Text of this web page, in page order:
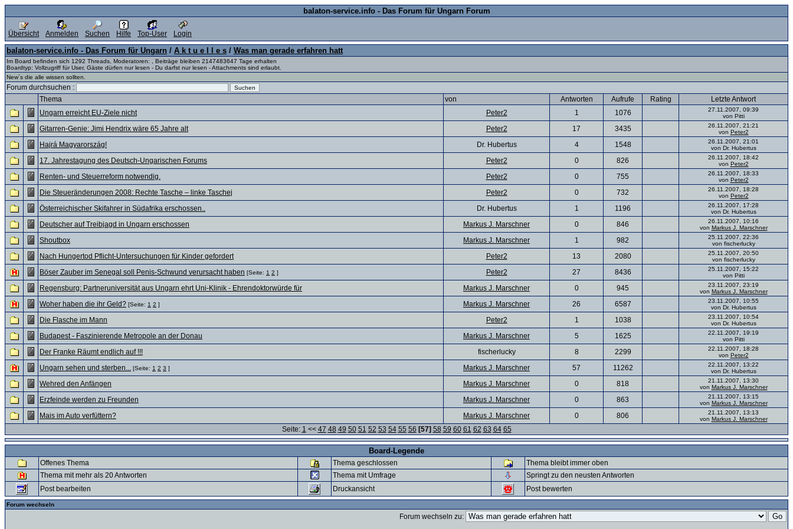
balaton-service.info - Das Forum für Ungarn Forum
Übersicht Anmelden Suchen Hilfe Top-User Login
balaton-service.info - Das Forum für Ungarn / A k t u e l l e s / Was man gerade erfahren hatt
Im Board befinden sich 1292 Threads, Moderatoren: , Beiträge bleiben 2147483647 Tage erhalten
Boardtyp: Vollzugriff für User, Gäste dürfen nur lesen - Du darfst nur lesen - Attachments sind erlaubt.
New´s die alle wissen sollten.
Forum durchsuchen :
Thema
von Antworten Aufrufe Rating
Letzte Antwort
Ungarn erreicht EU-Ziele nicht
Peter2 1 1076
27.11.2007, 09:39
von Pitti
Gitarren-Genie: Jimi Hendrix wäre 65 Jahre alt Peter2 17 3435
26.11.2007, 21:21
von Peter2
Hajrá Magyarország! Dr. Hubertus 4 1548
26.11.2007, 21:01
von Dr. Hubertus
17. Jahrestagung des Deutsch-Ungarischen Forums Peter2 0 826
26.11.2007, 18:42
von Peter2
Renten- und Steuerreform notwendig. Peter2 0 755
26.11.2007, 18:33
von Peter2
Die Steueränderungen 2008: Rechte Tasche – linke Taschej Peter2 0 732
26.11.2007, 18:28
von Peter2
Österreichischer Skifahrer in Südafrika erschossen.. Dr. Hubertus 1 1196
26.11.2007, 17:28
von Dr. Hubertus
Deutscher auf Treibjagd in Ungarn erschossen Markus J. Marschner 0 846
26.11.2007, 10:16
von Markus J. Marschner
Shoutbox Markus J. Marschner 1 982
25.11.2007, 22:36
von fischerlucky
Nach Hungertod Pflicht-Untersuchungen für Kinder gefordert Peter2 13 2080
25.11.2007, 20:50
von fischerlucky
Böser Zauber im Senegal soll Penis-Schwund verursacht haben [Seite: 1 2 ] Peter2 27 8436
25.11.2007, 15:22
von Pitti
Regensburg: Partneruniversität aus Ungarn ehrt Uni-Klinik - Ehrendoktorwürde für Markus J. Marschner 0 945
23.11.2007, 23:19
von Markus J. Marschner
Woher haben die ihr Geld? [Seite: 1 2 ] Markus J. Marschner 26 6587
23.11.2007, 10:55
von Dr. Hubertus
Die Flasche im Mann Peter2 1 1038
23.11.2007, 10:54
von Dr. Hubertus
Budapest - Faszinierende Metropole an der Donau Markus J. Marschner 5 1625
22.11.2007, 19:19
von Pitti
Der Franke Räumt endlich auf !!! fischerlucky 8 2299
22.11.2007, 18:28
von Peter2
Ungarn sehen und sterben... [Seite: 1 2 3 ] Markus J. Marschner 57 11262
22.11.2007, 13:22
von Dr. Hubertus
Wehred den Anfängen Markus J. Marschner 0 818
21.11.2007, 13:30
von Markus J. Marschner
Erzfeinde werden zu Freunden Markus J. Marschner 0 863
21.11.2007, 13:15
von Markus J. Marschner
Mais im Auto verfüttern? Markus J. Marschner 0 806
21.11.2007, 13:13
von Markus J. Marschner
Seite: 1 << 47 48 49 50 51 52 53 54 55 56 [57] 58 59 60 61 62 63 64 65
Board-Legende
Offenes Thema Thema geschlossen
Thema bleibt immer oben
Thema mit mehr als 20 Antworten
Thema mit Umfrage
Springt zu den neusten Antworten
Post bearbeiten
Druckansicht Post bewerten
Forum wechseln
Forum wechseln zu: